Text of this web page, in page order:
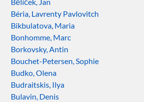
Béria, Lavrenty Pavlovitch
Bikbulatova, Maria
Bonhomme, Marc
Borkovsky, Antin
Bouchet-Petersen, Sophie
Budko, Olena
Budraitskis, Ilya
Bulavin, Denis